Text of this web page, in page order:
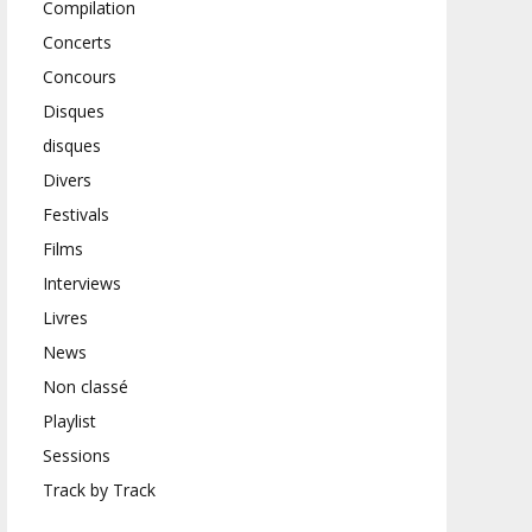
Compilation
Concerts
Concours
Disques
disques
Divers
Festivals
Films
Interviews
Livres
News
Non classé
Playlist
Sessions
Track by Track